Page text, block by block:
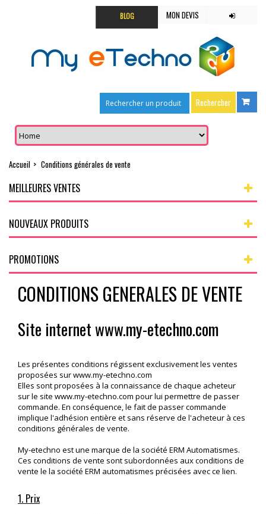
MON DEVIS
BLOG
Accueil > Conditions générales de vente
MEILLEURES VENTES
NOUVEAUX PRODUITS
PROMOTIONS
CONDITIONS GENERALES DE VENTE
Site internetwww.my-etechno.com
Les présentes conditions régissent exclusivement les ventes
proposées surwww.my-etechno.com
Elles sont proposées à la connaissance de chaque acheteur
sur le site www.my-etechno.com pour lui permettre de passer
commande. En conséquence, le fait de passer commande
implique l'adhésion entière et sans réserve de l'acheteur à ces
conditions générales de vente.
My-etechno est une marque de la société ERM Automatismes.
Ces conditions de vente sont subordonnées aux conditions de
vente le la société ERM automatismes précisées avec ce lien.
1. Prix